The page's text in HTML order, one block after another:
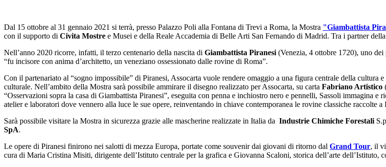
Dal 15 ottobre al 31 gennaio 2021 si terrà, presso Palazzo Poli alla Fontana di Trevi a Roma, la Mostra "Giambattista
con il supporto di Civita Mostre e Musei e della Reale Accademia di Belle Arti San Fernando di Madrid. Tra i partner della
Nell’anno 2020 ricorre, infatti, il terzo centenario della nascita di Giambattista Piranesi (Venezia, 4 ottobre 1720), uno
“fu incisore con anima d’architetto, un veneziano ossessionato dalle rovine di Roma”.
Con il partenariato al “sogno impossibile” di Piranesi, Assocarta vuole rendere omaggio a una figura centrale della cultura
culturale. Nell’ambito della Mostra sarà possibile ammirare il disegno realizzato per Assocarta, su carta Fabriano Artistico
“Osservazioni sopra la casa di Giambattista Piranesi”, eseguita con penna e inchiostro nero e pennelli, Sassoli immagina
atelier e laboratori dove vennero alla luce le sue opere, reinventando in chiave contemporanea le rovine classiche raccolte a
Sarà possibile visitare la Mostra in sicurezza grazie alle mascherine realizzate in Italia da Industrie Chimiche Forestali
SpA.
Le opere di Piranesi finirono nei salotti di mezza Europa, portate come souvenir dai giovani di ritorno dal Grand Tour, il
cura di Maria Cristina Misiti, dirigente dell’Istituto centrale per la grafica e Giovanna Scaloni, storica dell’arte